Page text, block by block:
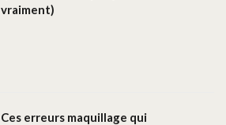
vraiment)
Ces erreurs maquillage qui